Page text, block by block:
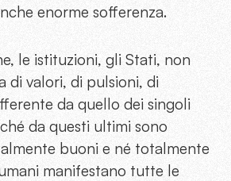
enorme sofferenza.
le istituzioni, gli Stati, non
di valori, di pulsioni, di
da quello dei singoli
da questi ultimi sono
buoni e né totalmente
manifestano tutte le